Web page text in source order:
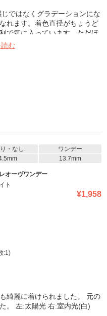
ではなくグラデーションにな
れます。着色直径がちょうど
で気に入っています。ただほ
く見えて、キツめな印象にな
いかもしれません。
む
・なし
ワンデー
13.7mm
オーヴワンデー
ト
¥1,958
:1)
綺麗に着けられました。 元の
。 左:太陽光 右:室内光(白)